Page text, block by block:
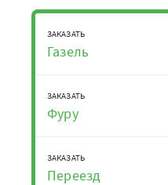
ЗАКАЗАТЬ
Газель
ЗАКАЗАТЬ
Фуру
ЗАКАЗАТЬ
Переезд